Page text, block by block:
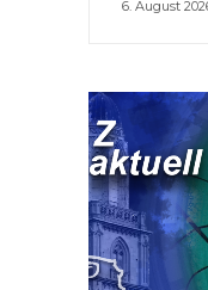
6. August